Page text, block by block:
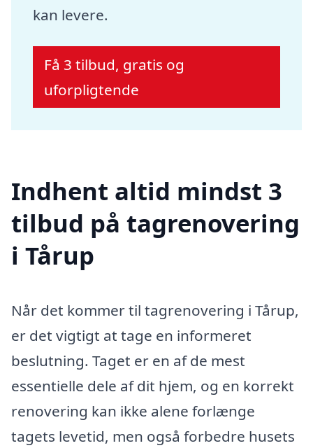
kan levere.
Få 3 tilbud, gratis og
uforpligtende
Indhent altid mindst 3
tilbud på tagrenovering
i Tårup
Når det kommer til tagrenovering i Tårup,
er det vigtigt at tage en informeret
beslutning. Taget er en af de mest
essentielle dele af dit hjem, og en korrekt
renovering kan ikke alene forlænge
tagets levetid, men også forbedre husets